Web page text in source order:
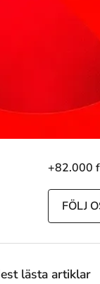
+82.000
FÖLJ
lästa artiklar